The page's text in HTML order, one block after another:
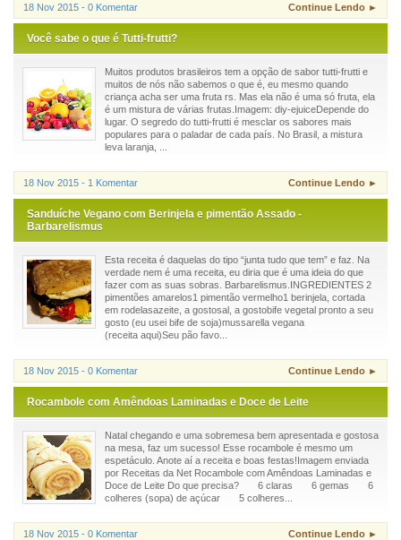
18 Nov 2015 - 0 Komentar Continue Lendo ►
Você sabe o que é Tutti-frutti?
Muitos produtos brasileiros tem a opção de sabor tutti-frutti e
muitos de nós não sabemos o que é, eu mesmo quando
criança acha ser uma fruta rs. Mas ela não é uma só fruta, ela
é um mistura de várias frutas.Imagem: diy-ejuiceDepende do
lugar. O segredo do tutti-frutti é mesclar os sabores mais
populares para o paladar de cada país. No Brasil, a mistura
leva laranja, ...
18 Nov 2015 - 1 Komentar Continue Lendo ►
Sanduíche Vegano com Berinjela e pimentão Assado -
Barbarelismus
Esta receita é daquelas do tipo “junta tudo que tem” e faz. Na
verdade nem é uma receita, eu diria que é uma ideia do que
fazer com as suas sobras. Barbarelismus.INGREDIENTES 2
pimentões amarelos1 pimentão vermelho1 berinjela, cortada
em rodelasazeite, a gostosal, a gostobife vegetal pronto a seu
gosto (eu usei bife de soja)mussarella vegana
(receita aqui)Seu pão favo...
18 Nov 2015 - 0 Komentar Continue Lendo ►
Rocambole com Amêndoas Laminadas e Doce de Leite
Natal chegando e uma sobremesa bem apresentada e gostosa
na mesa, faz um sucesso! Esse rocambole é mesmo um
espetáculo. Anote aí a receita e boas festas!Imagem enviada
por Receitas da Net Rocambole com Amêndoas Laminadas e
Doce de Leite Do que precisa? 6 claras 6 gemas 6
colheres (sopa) de açúcar 5 colheres...
18 Nov 2015 - 0 Komentar Continue Lendo ►